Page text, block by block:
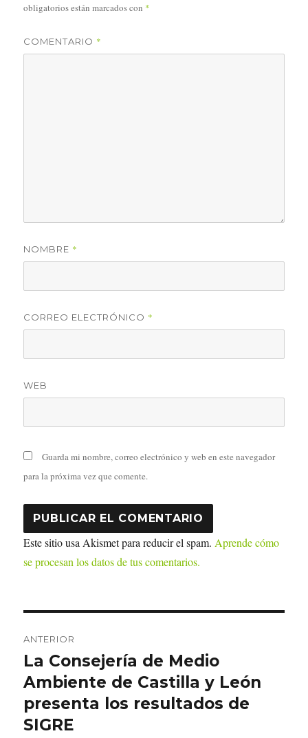
obligatorios están marcados con *
COMENTARIO *
NOMBRE *
CORREO ELECTRÓNICO *
WEB
Guarda mi nombre, correo electrónico y web en este navegador
para la próxima vez que comente.
Este sitio usa Akismet para reducir el spam. Aprende cómo
se procesan los datos de tus comentarios.
de
entradas
ANTERIOR
Entrada
anterior:
La Consejería de Medio
Ambiente de Castilla y León
presenta los resultados de
SIGRE